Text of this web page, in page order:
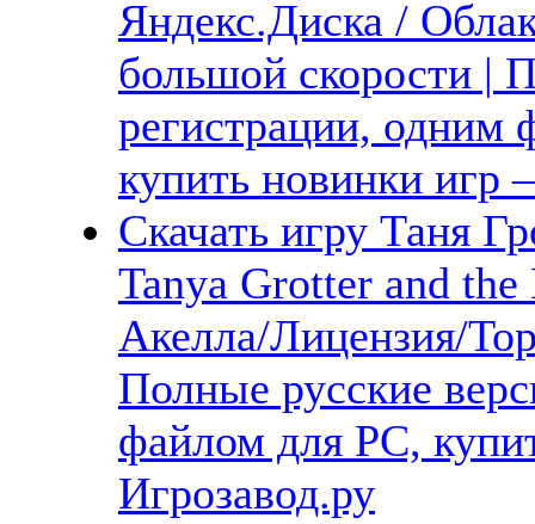
Яндекс.Диска /
большой скорости |
регистрации, одним
купить новинки игр
Скачать игру Таня
Tanya Grotter and
Акелла/Лицензия/
Полные русские
файлом для PC,
Игрозавод.ру